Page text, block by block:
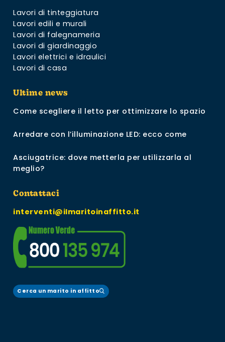
Lavori di tinteggiatura
Lavori edili e murali
Lavori di falegnameria
Lavori di giardinaggio
Lavori elettrici e idraulici
Lavori di casa
Ultime news
Come scegliere il letto per ottimizzare lo spazio
Arredare con l’illuminazione LED: ecco come
Asciugatrice: dove metterla per utilizzarla al
meglio?
Contattaci
interventi@ilmaritoinaffitto.it
Cerca un marito in affitto